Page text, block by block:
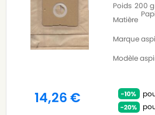
Poids 200 g
Matière
Marque
Modèle
14,26€